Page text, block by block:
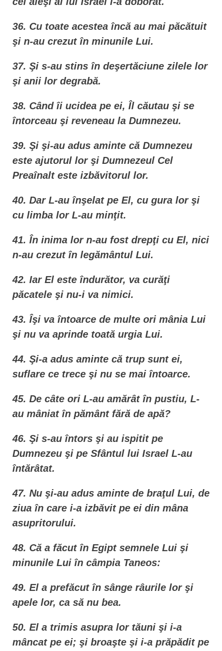
36. Cu toate acestea încă au mai păcătuit
şi n-au crezut în minunile Lui.
37. Şi s-au stins în deşertăciune zilele lor
şi anii lor degrabă.
38. Când îi ucidea pe ei, Îl căutau şi se
întorceau şi reveneau la Dumnezeu.
39. Şi şi-au adus aminte că Dumnezeu
este ajutorul lor şi Dumnezeul Cel
Preaînalt este izbăvitorul lor.
40. Dar L-au înşelat pe El, cu gura lor şi
cu limba lor L-au minţit.
41. În inima lor n-au fost drepţi cu El, nici
n-au crezut în legământul Lui.
42. Iar El este îndurător, va curăţi
păcatele şi nu-i va nimici.
43. Îşi va întoarce de multe ori mânia Lui
şi nu va aprinde toată urgia Lui.
44. Şi-a adus aminte că trup sunt ei,
suflare ce trece şi nu se mai întoarce.
45. De câte ori L-au amărât în pustiu, L-
au mâniat în pământ fără de apă?
46. Şi s-au întors şi au ispitit pe
Dumnezeu şi pe Sfântul lui Israel L-au
întărâtat.
47. Nu şi-au adus aminte de braţul Lui, de
ziua în care i-a izbăvit pe ei din mâna
asupritorului.
48. Că a făcut în Egipt semnele Lui şi
minunile Lui în câmpia Taneos:
49. El a prefăcut în sânge râurile lor şi
apele lor, ca să nu bea.
50. El a trimis asupra lor tăuni şi i-a
mâncat pe ei; şi broaşte şi i-a prăpădit pe